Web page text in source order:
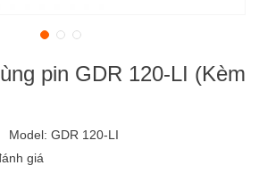
pin GDR 120-LI (Kèm
Model: GDR 120-LI
giá